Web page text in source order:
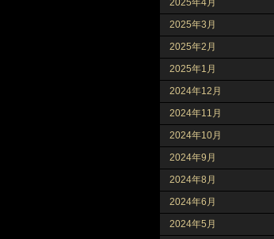
2025年4月
2025年3月
2025年2月
2025年1月
2024年12月
2024年11月
2024年10月
2024年9月
2024年8月
2024年6月
2024年5月